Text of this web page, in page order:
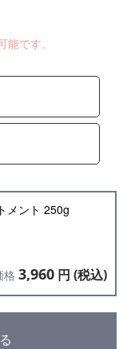
です。
メント 250g
格 3,960 円 (税込)